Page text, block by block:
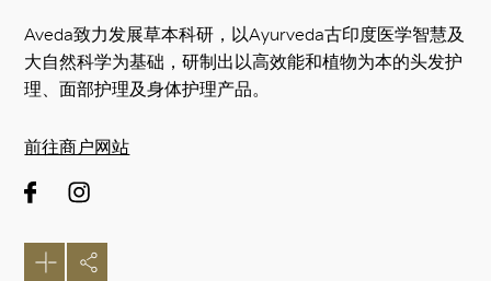
Aveda致力发展草本科研，以Ayurveda古印度医学智慧及
大自然科学为基础，研制出以高效能和植物为本的头发护
理、面部护理及身体护理产品。
前往商户网站